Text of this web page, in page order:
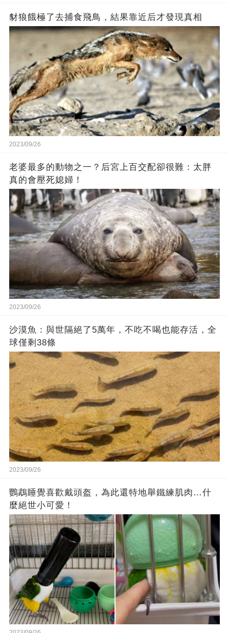
豺狼餓極了去捕食飛鳥，結果靠近后才發現真相
2023/09/26
老婆最多的動物之一？后宮上百交配卻很難：太胖
真的會壓死媳婦！
2023/09/26
沙漠魚：與世隔絕了5萬年，不吃不喝也能存活，全
球僅剩38條
2023/09/26
鸚鵡睡覺喜歡戴頭盔，為此還特地舉鐵練肌肉…什
麼絕世小可愛！